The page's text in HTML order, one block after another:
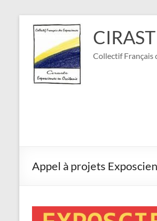
contenu
Collectif Français
Appel à projets